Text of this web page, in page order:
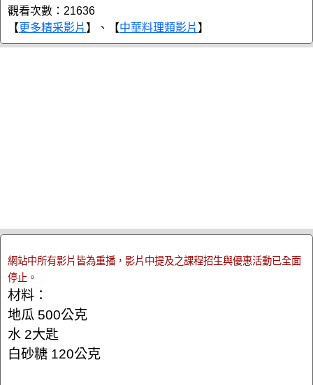
觀看次數：21636
【更多精采影片 】、【中華料理類影片 】
網站中所有影片皆為重播，影片中提及之課程招生與優惠活動已全面
停止。
材料：
地瓜 500公克
水 2大匙
白砂糖 120公克